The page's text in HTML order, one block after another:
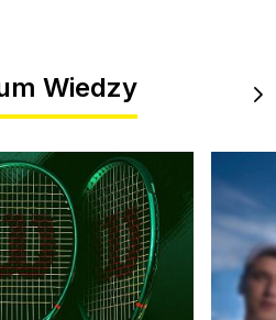
Wiedzy